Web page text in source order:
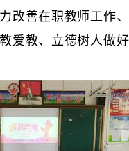
改善在职教师工作、
爱教、立德树人做好